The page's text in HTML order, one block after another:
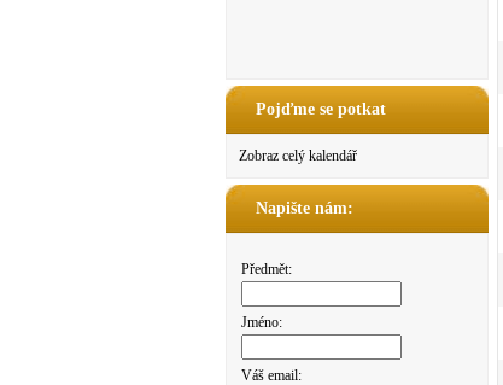
Pojďme se potkat
Zobraz celý kalendář
Napište nám:
Předmět:
Jméno:
Váš email: